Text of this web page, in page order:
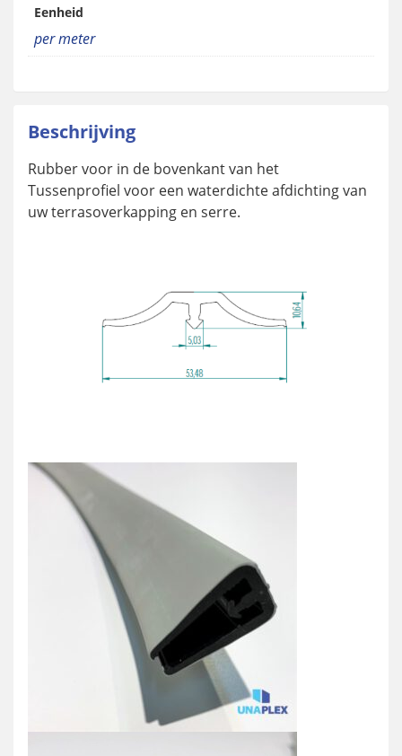
Eenheid
per meter
Beschrijving
Rubber voor in de bovenkant van het
Tussenprofiel voor een waterdichte afdichting van
uw terrasoverkapping en serre.